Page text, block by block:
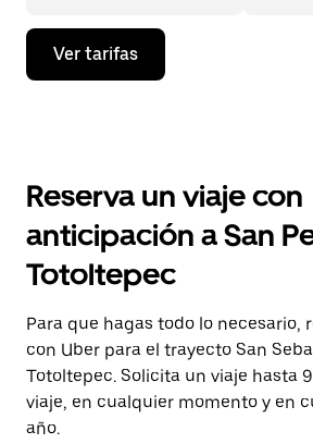
Presiona
flecha
el
y
selecciona
una
Presiona
la
tecla Esc
para
cerrar
el
calendario.
Ver tarifas
Reserva un viaje con
anticipación a San
Totoltepec
Para que hagas todo lo necesario,
con Uber para el trayecto San
Totoltepec. Solicita un viaje hasta
viaje, en cualquier momento y en
año.